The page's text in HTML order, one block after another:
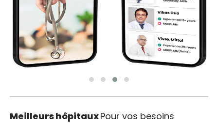
Meilleurs hôpitauxPour vos besoins